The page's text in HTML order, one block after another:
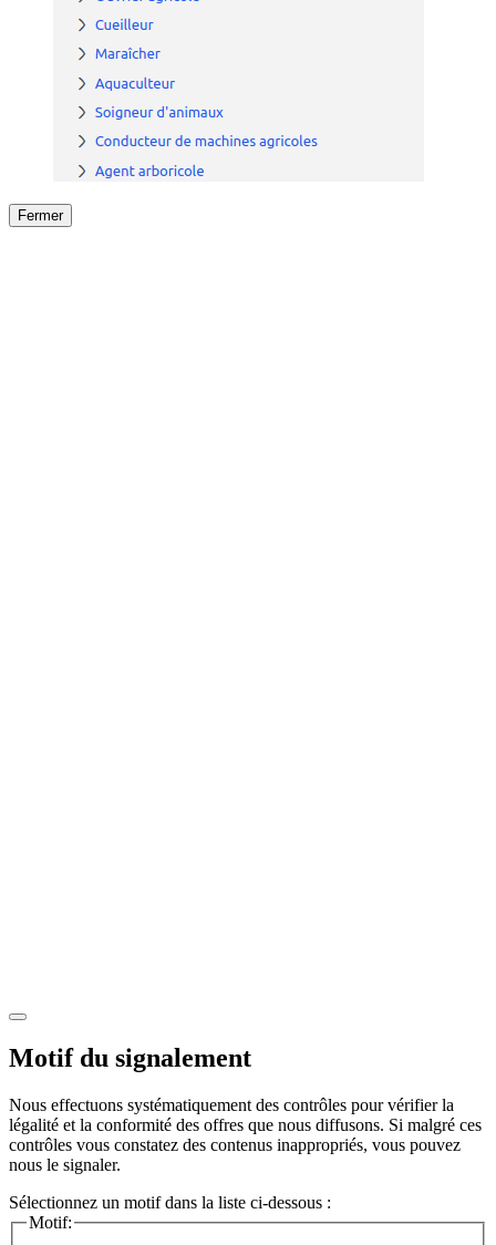
Fermer
Motif du signalement
Nous effectuons systématiquement des contrôles pour vérifier la
légalité et la conformité des offres que nous diffusons. Si malgré ces
contrôles vous constatez des contenus inappropriés, vous pouvez
nous le signaler.
Sélectionnez un motif dans la liste ci-dessous :
Motif: